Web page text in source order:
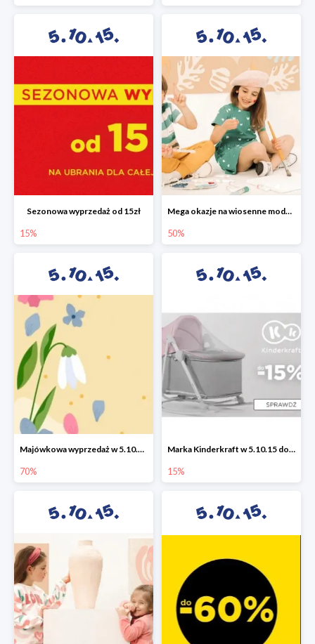
Sezonowa wyprzedaż od 15zł
15%
Mega okazje na wiosenne modele w 5.10.15 do -50%
50%
Majówkowa wyprzedaż w 5.10.15 do -70%
70%
Marka Kinderkraft w 5.10.15 do -15%
15%